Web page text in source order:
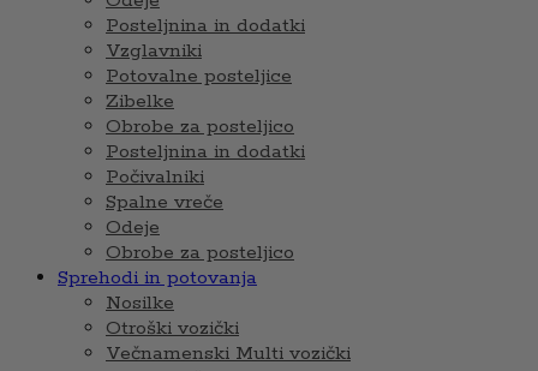
Posteljnina in dodatki
Vzglavniki
Potovalne posteljice
Zibelke
Obrobe za posteljico
Posteljnina in dodatki
Počivalniki
Spalne vreče
Odeje
Obrobe za posteljico
Sprehodi in potovanja
Nosilke
Otroški vozički
Večnamenski Multi vozički